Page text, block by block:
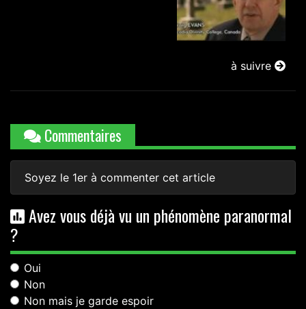
à suivre
Commentaires
Soyez le 1er à commenter cet article
Avez vous déjà vu un phénomène paranormal
?
Oui
Non
Non mais je garde espoir